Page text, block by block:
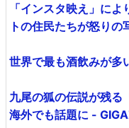
「インスタ映え」に
トの住民たちが怒り
世界で最も酒飲みが多
九尾の狐の伝説が残る
海外でも話題に -